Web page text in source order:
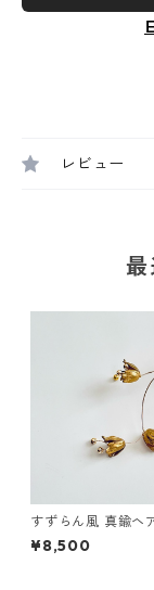
レビュー
最
すずらん風 真鍮ヘ
¥8,500